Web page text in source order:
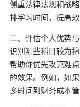
侧重法律法规和战
排学习时间，提高效
二、评估个人优势
识别哪些科目较为
帮助你优先攻克难
的效果。例如，如
多时间到财务成本管